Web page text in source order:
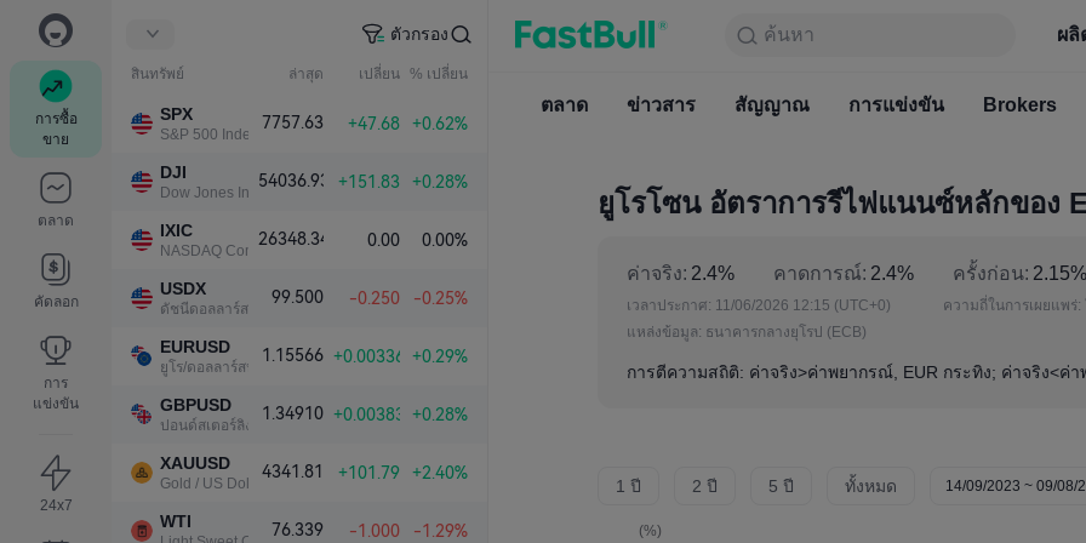
การซื้อ
ขาย
ตลาด
คัดลอก
การ
แข่งขัน
24x7
ตัวกรอง
สินทรัพย์ ล่าสุด เปลี่ยน % เปลี่ยน
SPX
S&P 500 Index
7757.63 +47.68 +0.62%
DJI
Dow Jones Industrial Average
54036.93 +151.83 +0.28%
IXIC
NASDAQ Composite Index
26348.34 0.00 0.00%
USDX
ดัชนีดอลลาร์สหรัฐ
99.500 -0.250 -0.25%
EURUSD
ยูโร/ดอลลาร์สหรัฐ
1.15566 +0.00336 +0.29%
GBPUSD
ปอนด์สเตอร์ลิง/ดอลลาร์สหรัฐ
1.34910 +0.00383 +0.28%
XAUUSD
Gold / US Dollar
4341.81 +101.79 +2.40%
WTI 76.339 -1.000 -1.29%
ค้นหา ผ
ตลาด ข่าวสาร สัญญาณ การแ
ค้นหา
ฟรีตลอ
ตลาด ข่าวสาร สัญญาณ การแข่งขัน Brokers
ยูโรโซน อัตราการรีไฟแนนซ์หลักของ
ค่าจริง: 2.4% คาดการณ์: 2.4% ครั้งก่อน:
เวลาประกาศ: 11/06/2026 12:15 (UTC+0) ความถี่ในการเผยแพร่:
แหล่งข้อมูล: ธนาคารกลางยุโรป (ECB)
การตีความสถิติ: ค่าจริง>ค่าพยากรณ์, EUR กระทิง; ค่าจริง<ค่
1 ปี 2 ปี 5 ปี ทั้งหมด